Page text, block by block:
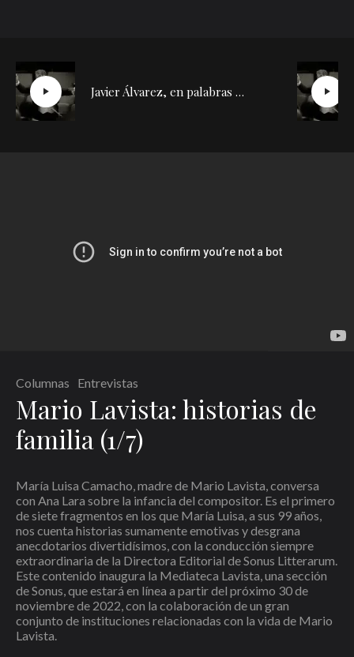
Javier Álvarez, en palabras de Díazmuñoz | Conversación con Silvia de la Cueva (2)
Columnas Entrevistas
Mario Lavista: historias de
familia (1/7)
María Luisa Camacho, madre de Mario Lavista, conversa
con Ana Lara sobre la infancia del compositor. Es el primero
de siete fragmentos en los que María Luisa, a sus 99 años,
nos cuenta historias sumamente emotivas y desgrana
anecdotarios divertidísimos, con la conducción siempre
extraordinaria de la Directora Editorial de Sonus Litterarum.
Este contenido inaugura la Mediateca Lavista, una sección
de Sonus, que estará en línea a partir del próximo 30 de
noviembre de 2022, con la colaboración de un gran
conjunto de instituciones relacionadas con la vida de Mario
Lavista.